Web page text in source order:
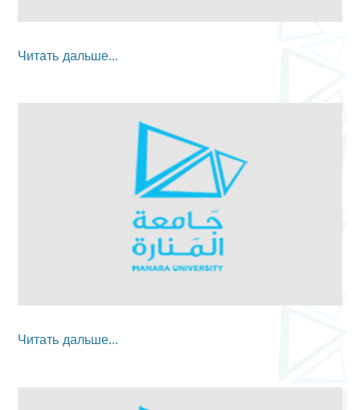
Читать дальше...
Читать дальше...